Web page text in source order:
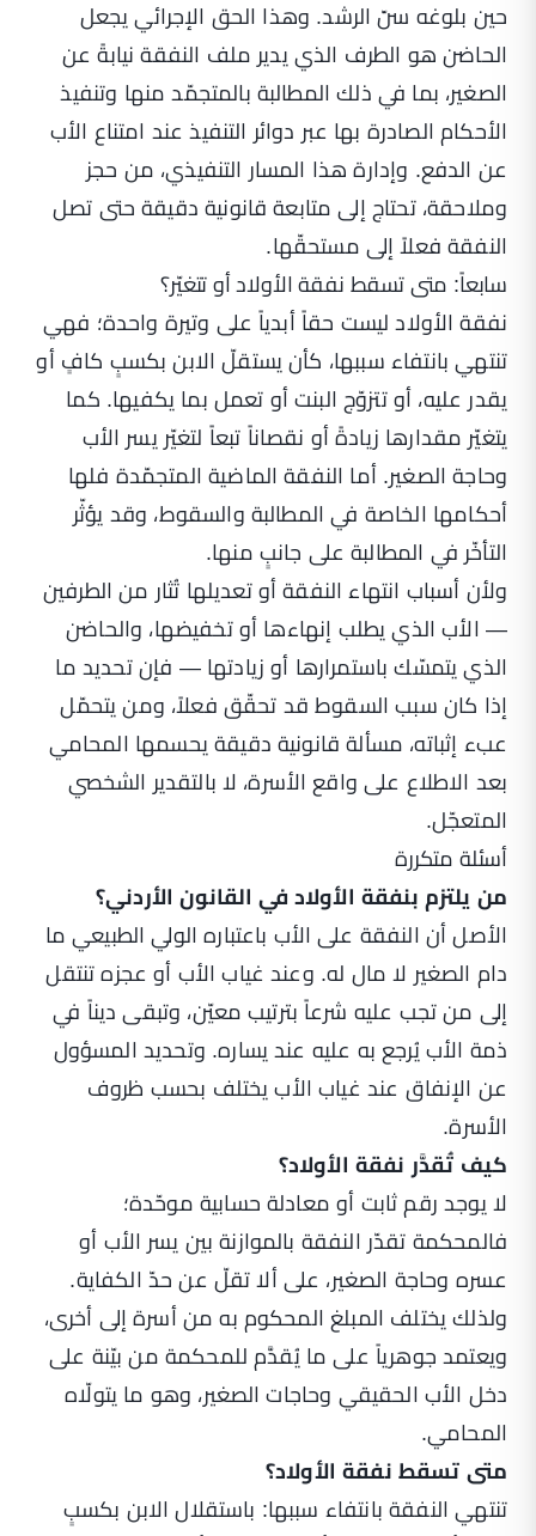
حين بلوغه سنّ الرشد. وهذا الحق الإجرائي يجعل
الحاضن هو الطرف الذي يدير ملف النفقة نيابةً عن
الصغير، بما في ذلك المطالبة بالمتجمّد منها وتنفيذ
الأحكام الصادرة بها عبر دوائر التنفيذ عند امتناع الأب
عن الدفع. وإدارة هذا المسار التنفيذي، من حجز
وملاحقة، تحتاج إلى متابعة قانونية دقيقة حتى تصل
النفقة فعلاً إلى مستحقّها.
سابعاً: متى تسقط نفقة الأولاد أو تتغيّر؟
نفقة الأولاد ليست حقاً أبدياً على وتيرة واحدة؛ فهي
تنتهي بانتفاء سببها، كأن يستقلّ الابن بكسبٍ كافٍ أو
يقدر عليه، أو تتزوّج البنت أو تعمل بما يكفيها. كما
يتغيّر مقدارها زيادةً أو نقصاناً تبعاً لتغيّر يسر الأب
وحاجة الصغير. أما النفقة الماضية المتجمّدة فلها
أحكامها الخاصة في المطالبة والسقوط، وقد يؤثّر
التأخّر في المطالبة على جانبٍ منها.
ولأن أسباب انتهاء النفقة أو تعديلها تُثار من الطرفين
— الأب الذي يطلب إنهاءها أو تخفيضها، والحاضن
الذي يتمسّك باستمرارها أو زيادتها — فإن تحديد ما
إذا كان سبب السقوط قد تحقّق فعلاً، ومن يتحمّل
عبء إثباته، مسألة قانونية دقيقة يحسمها المحامي
بعد الاطلاع على واقع الأسرة، لا بالتقدير الشخصي
المتعجّل.
أسئلة متكررة
من يلتزم بنفقة الأولاد في القانون الأردني؟
الأصل أن النفقة على الأب باعتباره الولي الطبيعي ما
دام الصغير لا مال له. وعند غياب الأب أو عجزه تنتقل
إلى من تجب عليه شرعاً بترتيب معيّن، وتبقى ديناً في
ذمة الأب يُرجع به عليه عند يساره. وتحديد المسؤول
عن الإنفاق عند غياب الأب يختلف بحسب ظروف
الأسرة.
كيف تُقدَّر نفقة الأولاد؟
لا يوجد رقم ثابت أو معادلة حسابية موحّدة؛
فالمحكمة تقدّر النفقة بالموازنة بين يسر الأب أو
عسره وحاجة الصغير، على ألا تقلّ عن حدّ الكفاية.
ولذلك يختلف المبلغ المحكوم به من أسرة إلى أخرى،
ويعتمد جوهرياً على ما يُقدَّم للمحكمة من بيّنة على
دخل الأب الحقيقي وحاجات الصغير، وهو ما يتولّاه
المحامي.
متى تسقط نفقة الأولاد؟
تنتهي النفقة بانتفاء سببها: باستقلال الابن بكسبٍ